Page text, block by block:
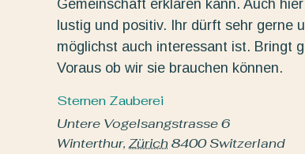
Gemeinschaft erklären kann. Auch
lustig und positiv. Ihr dürft sehr gerne
möglichst auch interessant ist. Bringt
Voraus ob wir sie brauchen können.
Sternen Zauberei
Untere Vogelsangstrasse 6
Winterthur, Zürich8400 Switzerland